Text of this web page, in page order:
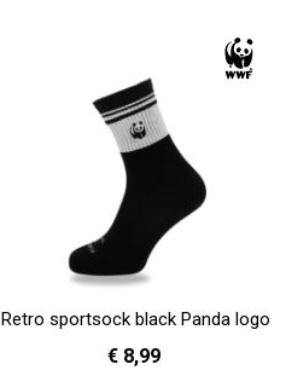
Retro sportsock black Panda logo
€ 8,99